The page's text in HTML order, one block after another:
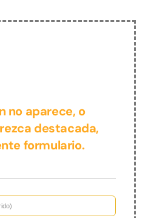
no aparece, o
destacada,
formulario.